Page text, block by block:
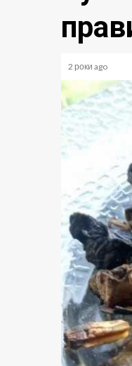
2 роки ago